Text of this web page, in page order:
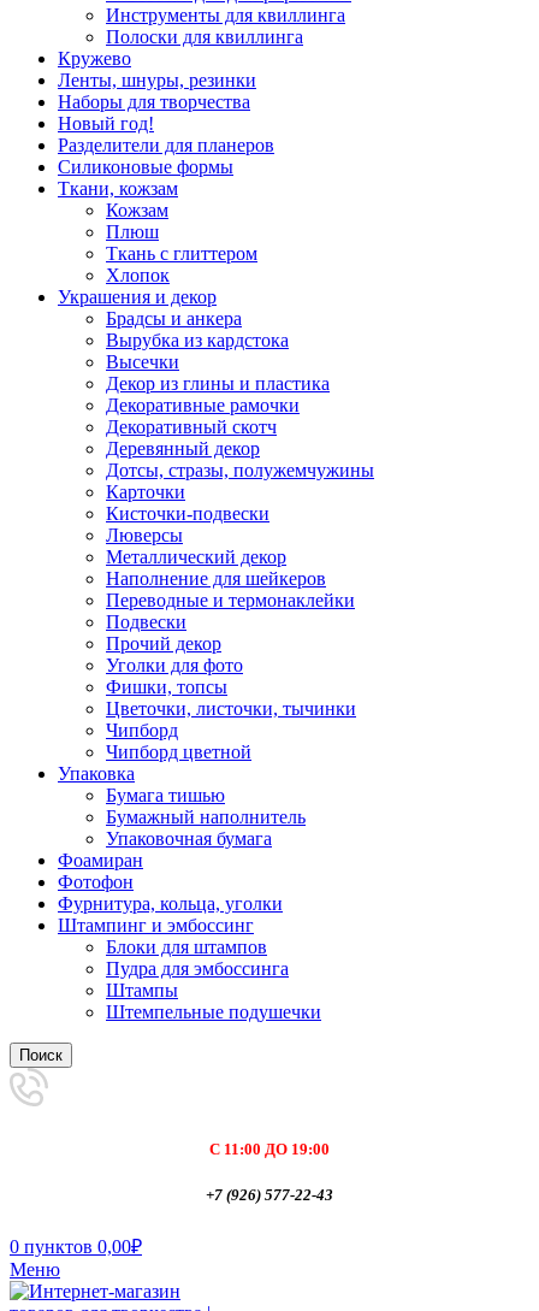
Инструменты для квиллинга
Полоски для квиллинга
Кружево
Ленты, шнуры, резинки
Наборы для творчества
Новый год!
Разделители для планеров
Силиконовые формы
Ткани, кожзам
Кожзам
Плюш
Ткань с глиттером
Хлопок
Украшения и декор
Брадсы и анкера
Вырубка из кардстока
Высечки
Декор из глины и пластика
Декоративные рамочки
Декоративный скотч
Деревянный декор
Дотсы, стразы, полужемчужины
Карточки
Кисточки-подвески
Люверсы
Металлический декор
Наполнение для шейкеров
Переводные и термонаклейки
Подвески
Прочий декор
Уголки для фото
Фишки, топсы
Цветочки, листочки, тычинки
Чипборд
Чипборд цветной
Упаковка
Бумага тишью
Бумажный наполнитель
Упаковочная бумага
Фоамиран
Фотофон
Фурнитура, кольца, уголки
Штампинг и эмбоссинг
Блоки для штампов
Пудра для эмбоссинга
Штампы
Штемпельные подушечки
Поиск
С 11:00 ДО 19:00
+7 (926) 577-22-43
0 пунктов 0,00₽
Меню